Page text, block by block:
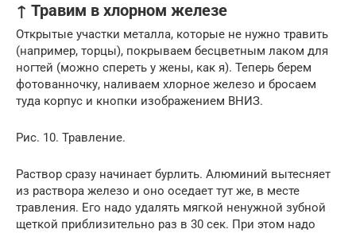
↑ Травим в хлорном железе
Открытые участки металла, которые не нужно травить
(например, торцы), покрываем бесцветным лаком для
ногтей (можно спереть у жены, как я). Теперь берем
фотованночку, наливаем хлорное железо и бросаем
туда корпус и кнопки изображением ВНИЗ.
Рис. 10. Травление.
Раствор сразу начинает бурлить. Алюминий вытесняет
из раствора железо и оно оседает тут же, в месте
травления. Его надо удалять мягкой ненужной зубной
щеткой приблизительно раз в 30 сек. При этом надо